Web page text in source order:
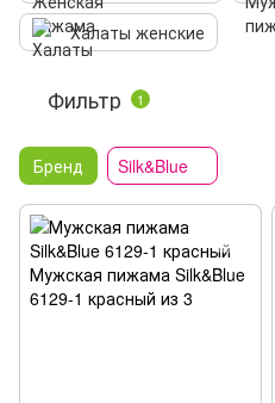
Халаты женские
Фильтр 1
Бренд Silk&Blue